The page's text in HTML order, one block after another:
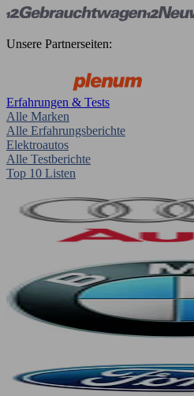
Unsere Partnerseiten:
Erfahrungen & Tests
Alle Marken
Alle Erfahrungsberichte
Elektroautos
Alle Testberichte
Top 10 Listen